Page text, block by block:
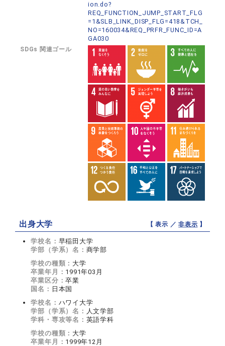
ion.do?
REQ_FUNCTION_JUMP_START_FLG
=1&SLB_LINK_DISP_FLG=418&TCH_
NO=160034&REQ_PRFR_FUNC_ID=A
GA030
SDGs 関連ゴール
出身大学 【 表示 ／非表示 】
学校名： 早稲田大学
学部（学系）名： 商学部
学校の種類： 大学
卒業年月： 1991年03月
卒業区分：卒業
国名： 日本国
学校名： ハワイ大学
学部（学系）名： 人文学部
学科・専攻等名： 英語学科
学校の種類： 大学
卒業年月： 1999年12月